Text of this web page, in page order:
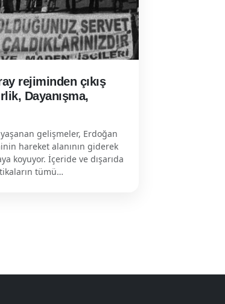
rejiminden çıkış
Dayanışma,
gelişmeler, Erdoğan
hareket alanının giderek
koyuyor. İçeride ve dışarıda
tümü…